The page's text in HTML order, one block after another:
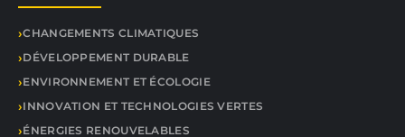
CHANGEMENTS CLIMATIQUES
DÉVELOPPEMENT DURABLE
ENVIRONNEMENT ET ÉCOLOGIE
INNOVATION ET TECHNOLOGIES VERTES
ÉNERGIES RENOUVELABLES